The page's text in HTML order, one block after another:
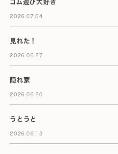
ゴム遊び大好き
2026.07.04
見れた！
2026.06.27
隠れ家
2026.06.20
うとうと
2026.06.13